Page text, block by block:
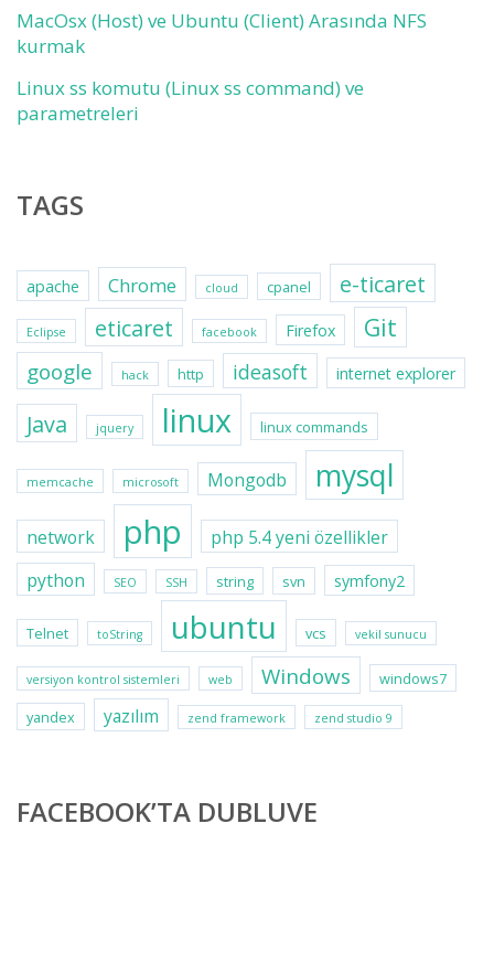
MacOsx (Host) ve Ubuntu (Client) Arasında NFS
kurmak
Linux ss komutu (Linux ss command) ve
parametreleri
TAGS
apache Chrome cloud cpanel e-ticaret
Eclipse eticaret facebook Firefox Git
google hack http ideasoft internet explorer
Java jquery linux linux commands
memcache microsoft Mongodb mysql
network php
php 5.4 yeni özellikler
python
SEO SSH string svn symfony2
Telnet toString ubuntu vcs vekil sunucu
versiyon kontrol sistemleri web Windows
windows7
yandex
yazılım zend framework zend studio 9
FACEBOOK’TA DUBLUVE